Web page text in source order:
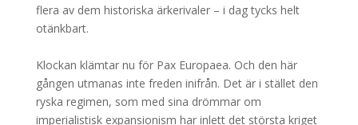
flera av dem historiska ärkerivaler – i dag tycks helt
otänkbart.
Klockan klämtar nu för Pax Europaea. Och den här
gången utmanas inte freden inifrån. Det är i stället den
ryska regimen, som med sina drömmar om
imperialistisk expansionism har inlett det största kriget